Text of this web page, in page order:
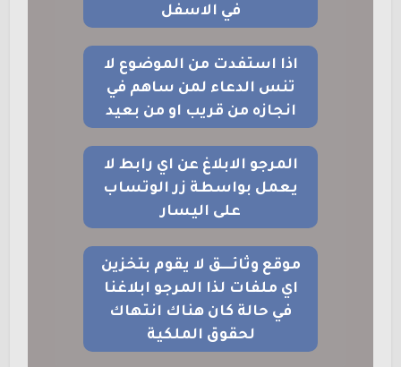
في الاسفل
اذا استفدت من الموضوع لا
تنس الدعاء لمن ساهم في
انجازه من قريب او من بعيد
المرجو الابلاغ عن اي رابط لا
يعمل بواسطة زر الوتساب
على اليسار
موقع وثائــــق لا يقوم بتخزين
اي ملفات لذا المرجو ابلاغنا
في حالة كان هناك انتهاك
لحقوق الملكية